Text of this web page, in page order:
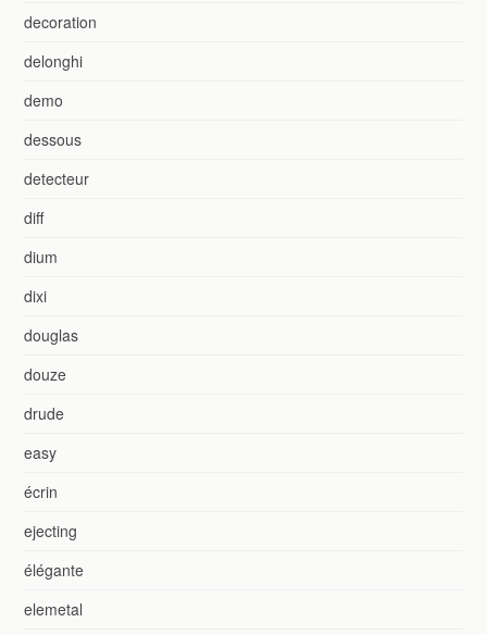
decoration
delonghi
demo
dessous
detecteur
diff
dium
dixi
douglas
douze
drude
easy
écrin
ejecting
élégante
elemetal